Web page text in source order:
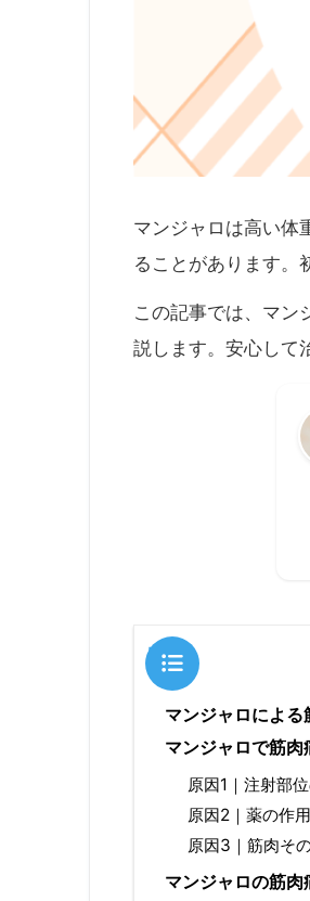
マンジャロは高い体
ることがあります。
この記事では、マン
説します。安心して
目次
マンジャロによ
マンジャロで筋
原因1｜注射部
原因2｜薬の作
原因3｜筋肉そ
マンジャロの筋肉